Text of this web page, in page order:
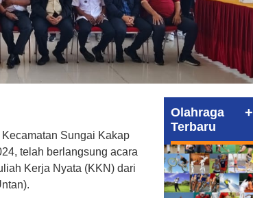
Sungai Kakap
telah berlangsung acara
Kerja Nyata (KKN) dari
Olahraga
Terbaru
+